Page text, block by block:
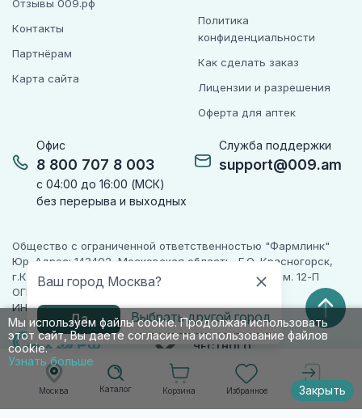
Москва
Ваш город Москва?
Да Выбрать другой город
Каталог Корзина Избранное Войти
Мы используем файлы cookie. Продолжая использовать
этот сайт, Вы даете согласие на использование файлов
cookie.
Узнать больше
Закрыть
Офис
8 800 707 8 003
с 04:00 до 16:00 (МСК)
без перерыва и выходных
Служба поддержки
support@009.am
Отзывы 009.рф
Контакты
Партнёрам
Карта сайта
Политика
конфиденциальности
Как сделать заказ
Лицензии и разрешения
Оферта для аптек
Общество с ограниченной ответственностью "Фармлинк"
Юр. Адрес: 143402, Московская область, Г.О. Красногорск,
г.Красногорск, ул. Жуковского, д. 17, помещ. III, ком. 12-П
ОГРН 1225000071955
ИНН 5024223277
ПАРТНЕР
ЧЕСТНОГО